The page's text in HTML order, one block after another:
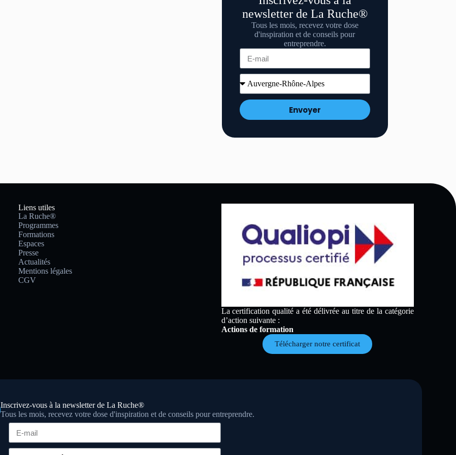
newsletter de La Ruche®
Tous les mois, recevez votre dose
d'inspiration et de conseils pour
entreprendre.
Envoyer
Liens utiles
La Ruche®
Programmes
Formations
Espaces
Presse
Actualités
Mentions légales
CGV
La certification qualité a été délivrée au titre de la catégorie
d’action suivante :
Actions de formation
Télécharger notre certificat
Inscrivez-vous à la newsletter de La Ruche®
Tous les mois, recevez votre dose d'inspiration et de conseils pour entreprendre.